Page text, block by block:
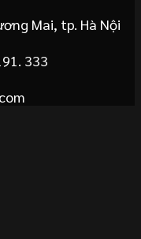
Mai, tp. Hà Nội
333